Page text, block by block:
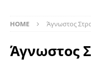
HOME Άγνωστος
Άγνωστος